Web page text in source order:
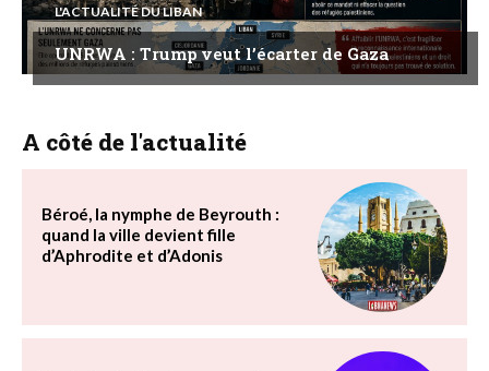
L'ACTUALITÉ DU LIBAN
UNRWA : Trump veut l’écarter de Gaza
A côté de l'actualité
Béroé, la nymphe de Beyrouth :
quand la ville devient fille
d’Aphrodite et d’Adonis